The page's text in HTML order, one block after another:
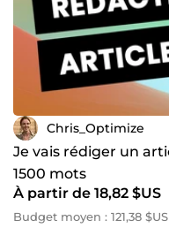
Chris_Optimize
Je vais rédiger un
1500 mots
À partir de 18,82 $US
Budget moyen : 121,38 $US